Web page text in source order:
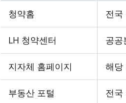
청약홈 전
LH 청약센터 공공
지자체 홈페이지 해당
부동산 포털 전국